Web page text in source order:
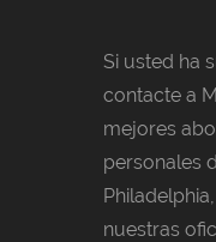
Si usted ha
contacte a
mejores
personales
nuestras